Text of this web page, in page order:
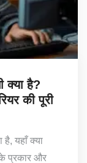
क्या है?
की पूरी
यहाँ क्या
के प्रकार और